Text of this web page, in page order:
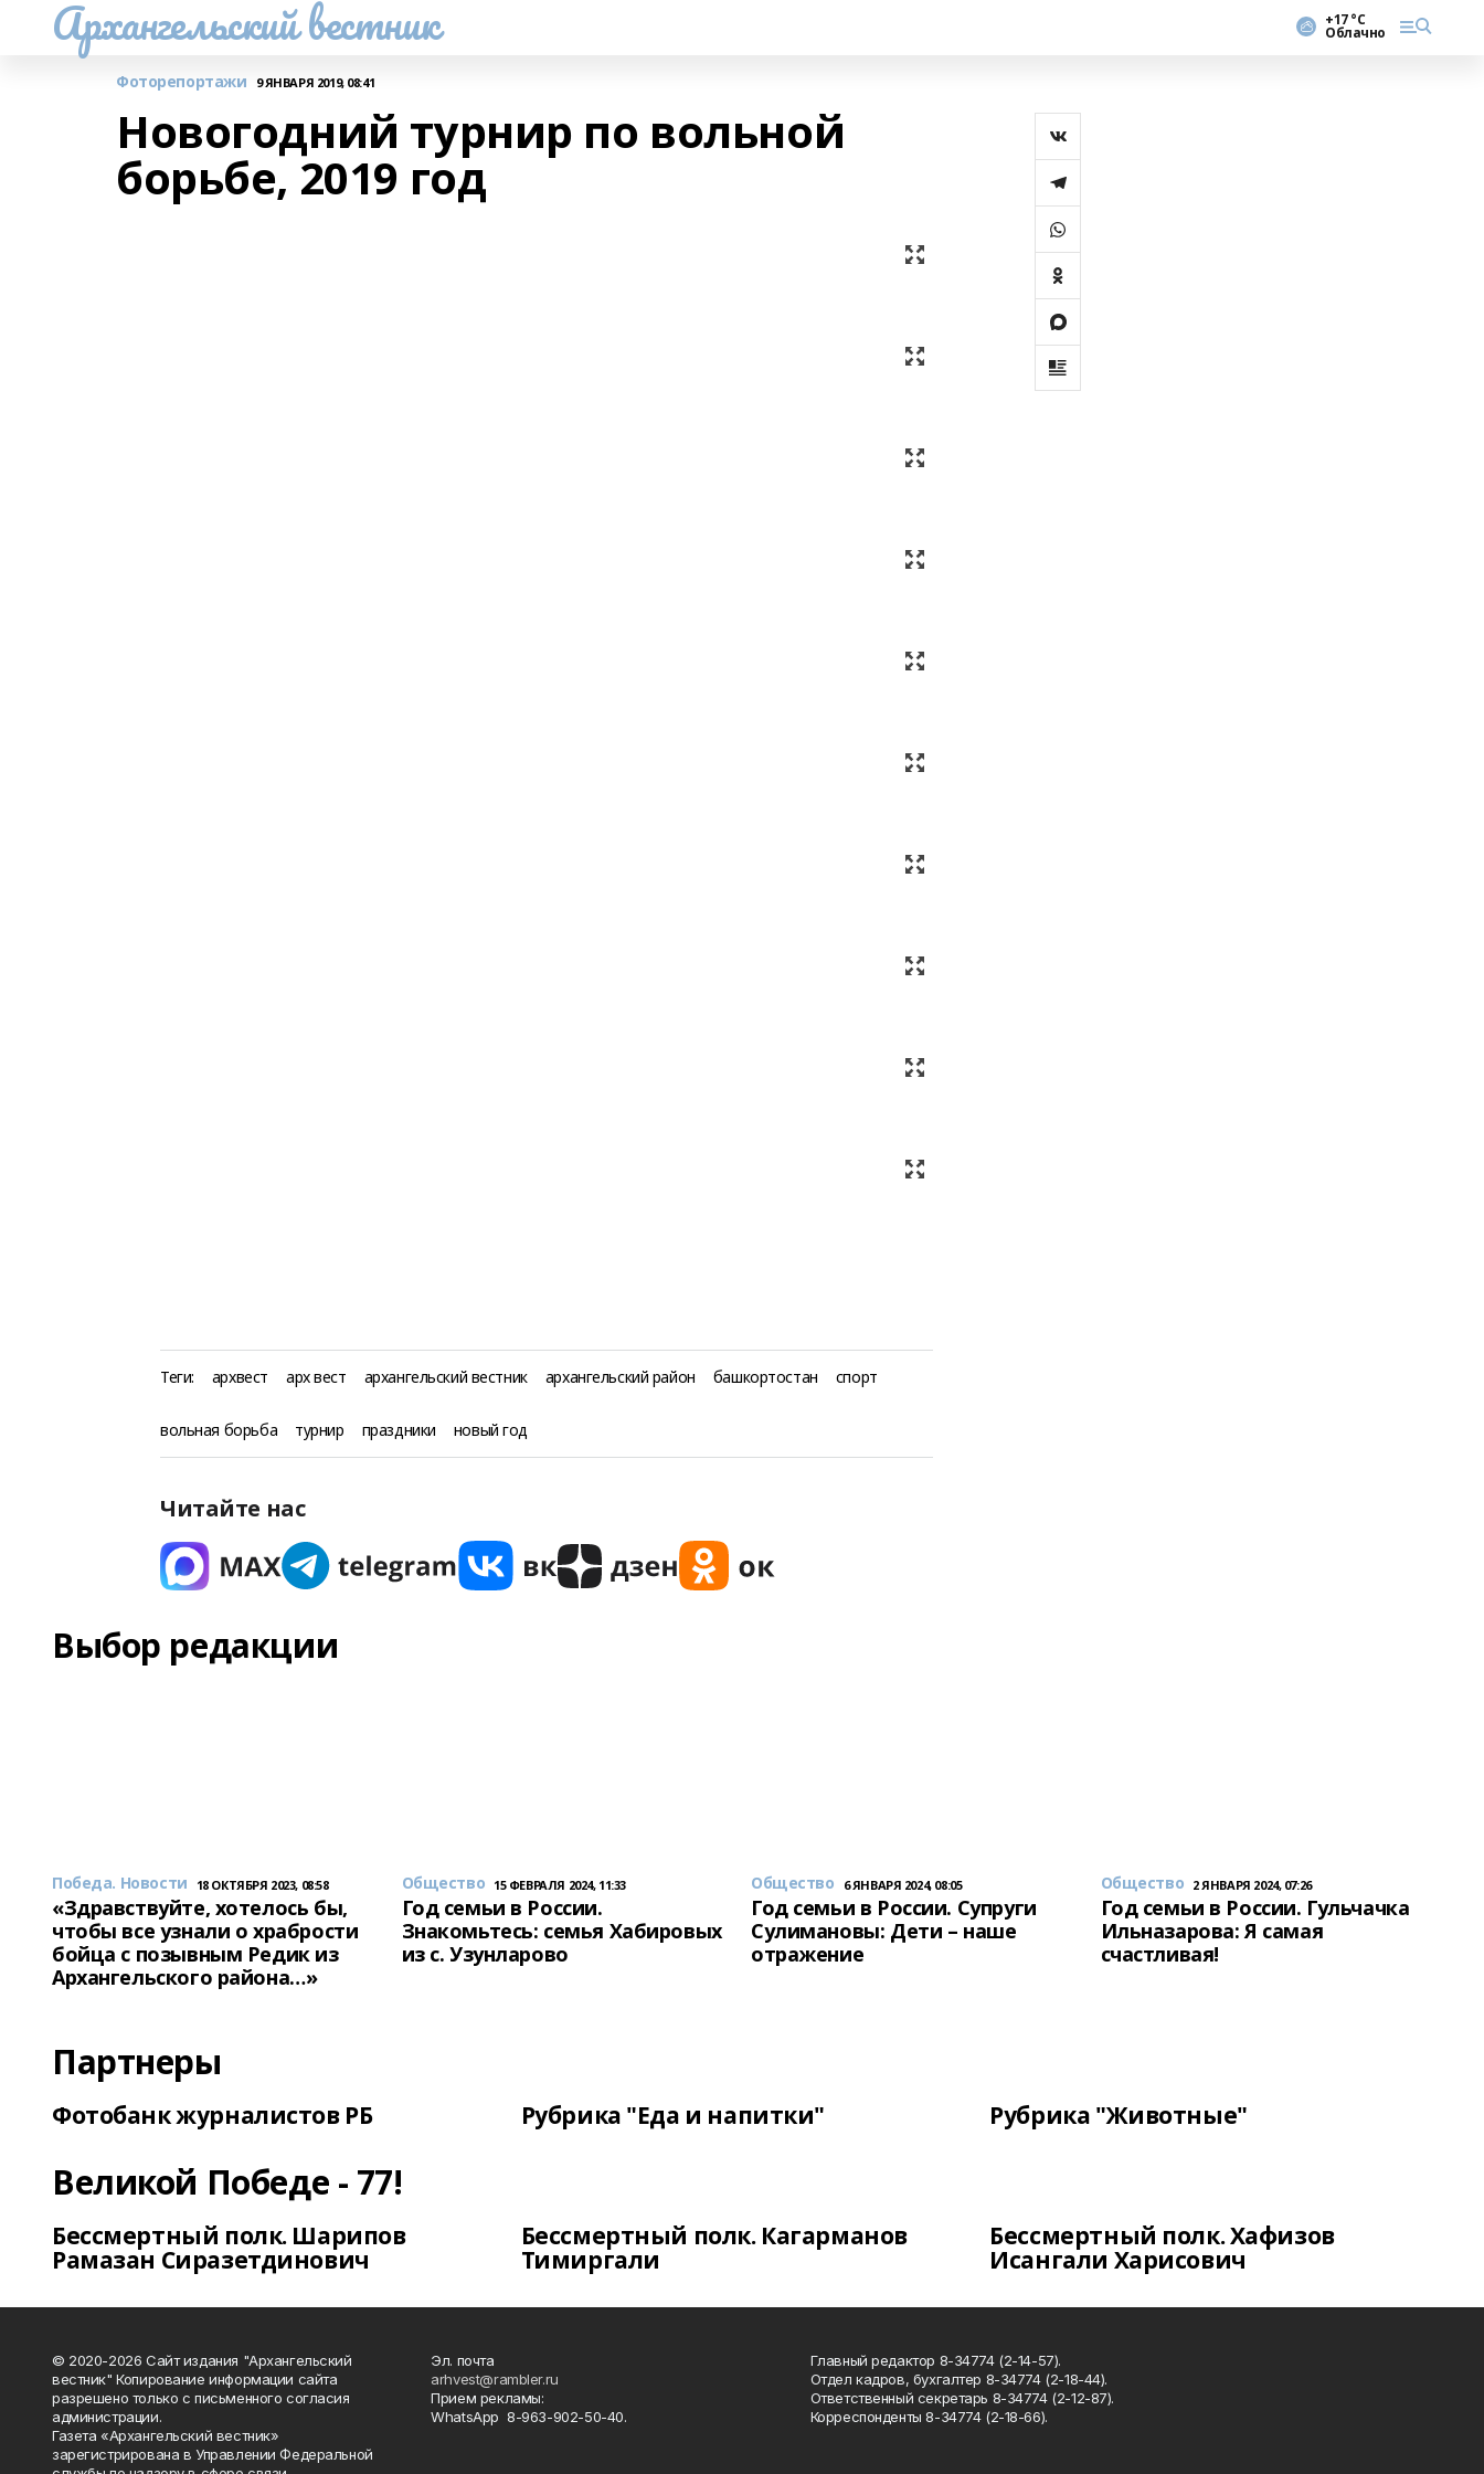
Архангельский вестник +17 °С
Облачно
Фоторепортажи 9 ЯНВАРЯ 2019, 08:41
Новогодний турнир по вольной
борьбе, 2019 год
Теги: архвест арх вест архангельский вестник архангельский район башкортостан спорт
вольная борьба турнир праздники новый год
Читайте нас
Выбор редакции
Победа. Новости 18 ОКТЯБРЯ 2023, 08:58
«Здравствуйте, хотелось бы,
чтобы все узнали о храбрости
бойца с позывным Редик из
Архангельского района…»
Общество 15 ФЕВРАЛЯ 2024, 11:33
Год семьи в России.
Знакомьтесь: семья Хабировых
из с. Узунларово
Общество 6 ЯНВАРЯ 2024, 08:05
Год семьи в России. Супруги
Сулимановы: Дети – наше
отражение
Общество 2 ЯНВАРЯ 2024, 07:26
Год семьи в России. Гульчачка
Ильназарова: Я самая
счастливая!
Партнеры
Фотобанк журналистов РБ Рубрика "Еда и напитки" Рубрика "Животные"
Великой Победе - 77!
Бессмертный полк. Шарипов
Рамазан Сиразетдинович
Бессмертный полк. Кагарманов
Тимиргали
Бессмертный полк. Хафизов
Исангали Харисович
© 2020-2026 Сайт издания "Архангельский
вестник" Копирование информации сайта
разрешено только с письменного согласия
администрации.
Газета «Архангельский вестник»
зарегистрирована в Управлении Федеральной
Эл. почта
arhvest@rambler.ru
Прием рекламы:
WhatsApp 8-963-902-50-40.
Главный редактор 8-34774 (2-14-57).
Отдел кадров, бухгалтер 8-34774 (2-18-44).
Ответственный секретарь 8-34774 (2-12-87).
Корреспонденты 8-34774 (2-18-66).